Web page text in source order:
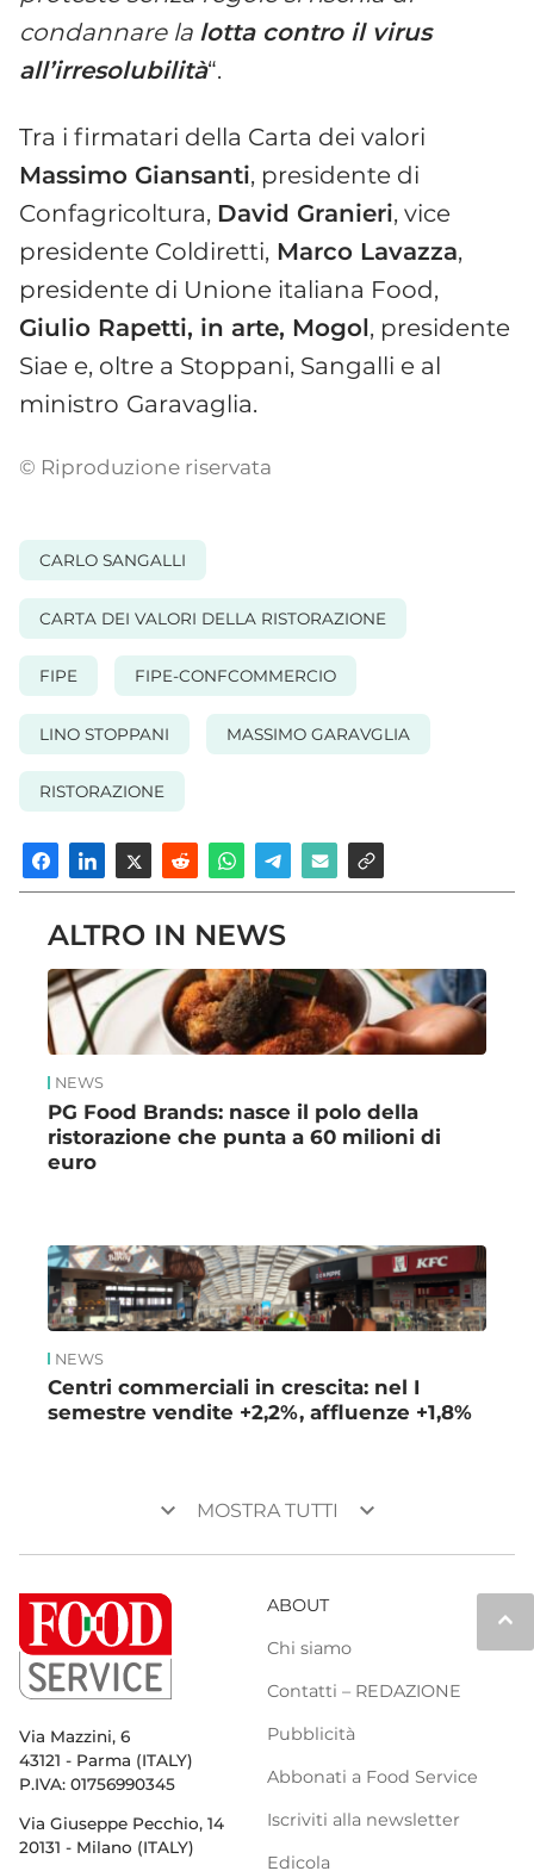
condannare la lotta contro il virus
all’irresolubilità“.
Tra i firmatari della Carta dei valori
Massimo Giansanti, presidente di
Confagricoltura, David Granieri, vice
presidente Coldiretti, Marco Lavazza,
presidente di Unione italiana Food,
Giulio Rapetti, in arte, Mogol, presidente
Siae e, oltre a Stoppani, Sangalli e al
ministro Garavaglia.
© Riproduzione riservata
CARLO SANGALLI
CARTA DEI VALORI DELLA RISTORAZIONE
FIPE FIPE-CONFCOMMERCIO
LINO STOPPANI MASSIMO GARAVGLIA
RISTORAZIONE
ALTRO IN NEWS
NEWS
PG Food Brands: nasce il polo della
ristorazione che punta a 60 milioni di
euro
NEWS
Centri commerciali in crescita: nel I
semestre vendite +2,2%, affluenze +1,8%
keyboard_arrow_down MOSTRA TUTTI keyboard_arrow_down
keyboard_arrow_up
Via Mazzini, 6
43121 - Parma (ITALY)
P.IVA: 01756990345
Via Giuseppe Pecchio, 14
20131 - Milano (ITALY)
ABOUT
Chi siamo
Contatti – REDAZIONE
Pubblicità
Abbonati a Food Service
Iscriviti alla newsletter
Edicola